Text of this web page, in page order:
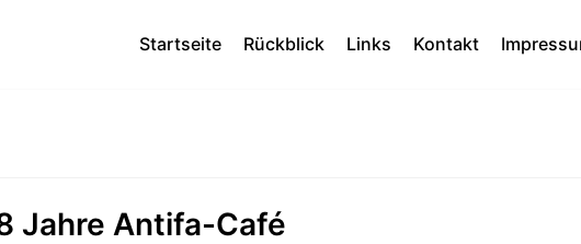
Startseite Rückblick Links Kontakt
Jahre Antifa-Café